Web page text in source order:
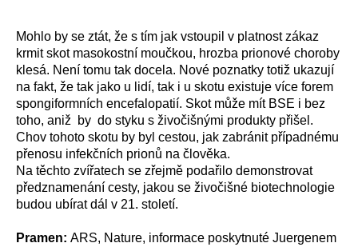
Mohlo by se ztát, že s tím jak vstoupil v platnost zákaz
krmit skot masokostní moučkou, hrozba prionové choroby
klesá. Není tomu tak docela. Nové poznatky totiž ukazují
na fakt, že tak jako u lidí, tak i u skotu existuje více forem
spongiformních encefalopatií. Skot může mít BSE i bez
toho, aniž by do styku s živočišnými produkty přišel.
Chov tohoto skotu by byl cestou, jak zabránit případnému
přenosu infekčních prionů na člověka.
Na těchto zvířatech se zřejmě podařilo demonstrovat
předznamenání cesty, jakou se živočišné biotechnologie
budou ubírat dál v 21. století.
Pramen: ARS, Nature, informace poskytnuté Juergenem